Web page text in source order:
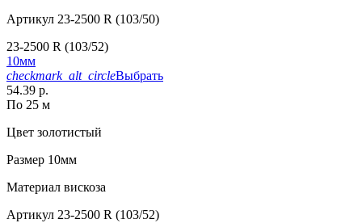
Артикул 23-2500 R (103/50)
23-2500 R (103/52)
10мм
checkmark_alt_circleВыбрать
54.39 р.
По 25 м
Цвет золотистый
Размер 10мм
Материал вискоза
Артикул 23-2500 R (103/52)